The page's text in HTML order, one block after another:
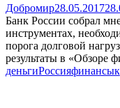
Добромир28.05.2017
Банк России собрал
инструментах,
порога долговой
результаты в «Обзоре
деньгиРоссияфинансы